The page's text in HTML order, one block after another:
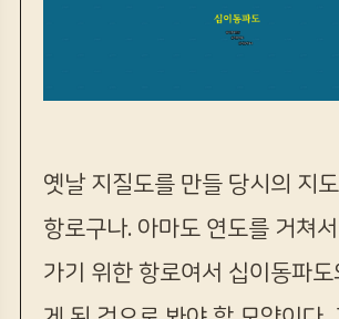
옛날 지질도를 만들 당시의 지
항로구나. 아마도 연도를 거쳐
가기 위한 항로여서 십이동파도